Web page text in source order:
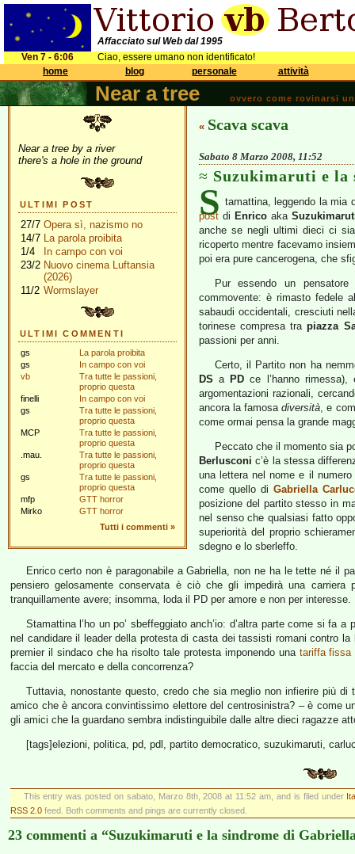
Affacciato sul Web dal 1995
Ven 7 - 6:06
Ciao, essere umano non identificato!
home
blog personale attività
Near a tree ovvero come rovinarsi
Near a tree by a river
there's a hole in the ground
ULTIMI POST
27/7 Opera sì, nazismo no
14/7 La parola proibita
1/4
In campo con voi
23/2 Nuovo cinema Luftansia
(2026)
11/2 Wormslayer
ULTIMI COMMENTI
gs
La parola proibita
gs
In campo con voi
vb
Tra tutte le passioni,
proprio questa
finelli
In campo con voi
gs
Tra tutte le passioni,
proprio questa
MCP
Tra tutte le passioni,
proprio questa
.mau.
Tra tutte le passioni,
proprio questa
gs
Tra tutte le passioni,
proprio questa
mfp
GTT horror
Mirko
GTT horror
Tutti i commenti »
« Scava scava
Sabato 8 Marzo 2008, 11:52
Suzukimaruti e
S tamattina, leggendo la mia
post di Enrico aka
anche se negli ultimi dieci ci
ricoperto mentre facevamo
poi era pure cancerogena, che
Pur essendo un
commovente: è rimasto fedele
sabaudi occidentali, cresciuti
torinese compresa trapiazza
passioni per anni.
Certo, il Partito non ha
DS a PD ce l’hanno
argomentazioni razionali,
ancora la famosadiversità, e
come ormai pensa la grande
Peccato che il momento sia
Berlusconi c’è la stessa
una lettera nel nome e il
come quello diGabriella
posizione del partito stesso in
nel senso che qualsiasi fatto
superiorità del proprio
sdegno e lo sberleffo.
Enrico certo non è paragonabile a Gabriella, non ne ha le tette né il
pensiero gelosamente conservata è ciò che gli impedirà una
tranquillamente avere; insomma, loda il PD per amore e non per interesse.
Stamattina l’ho un po’ sbeffeggiato anch’io: d’altra parte come si fa
nel candidare il leader della protesta di casta dei tassisti romani contro
premier il sindaco che ha risolto tale protesta imponendo una tariffa fissa
faccia del mercato e della concorrenza?
Tuttavia, nonostante questo, credo che sia meglio non infierire più
amico che è ancora convintissimo elettore del centrosinistra? – è come
gli amici che la guardano sembra indistinguibile dalle altre dieci ragazze
[tags]elezioni, politica, pd, pdl, partito democratico, suzukimaruti,
This entry was posted on sabato, Marzo 8th, 2008 at 11:52 am, and is filed under
RSS 2.0 feed. Both comments and pings are currently closed.
23 commenti a “Suzukimaruti e la sindrome di